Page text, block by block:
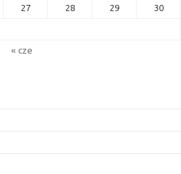
27 28 29 30
« cze